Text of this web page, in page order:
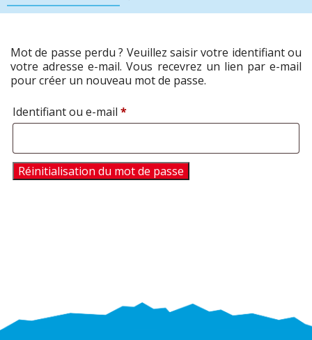
Mot de passe perdu ? Veuillez saisir votre identifiant ou
votre adresse e-mail. Vous recevrez un lien par e-mail
pour créer un nouveau mot de passe.
Identifiant ou e-mail *Obligatoire
Réinitialisation du mot de passe